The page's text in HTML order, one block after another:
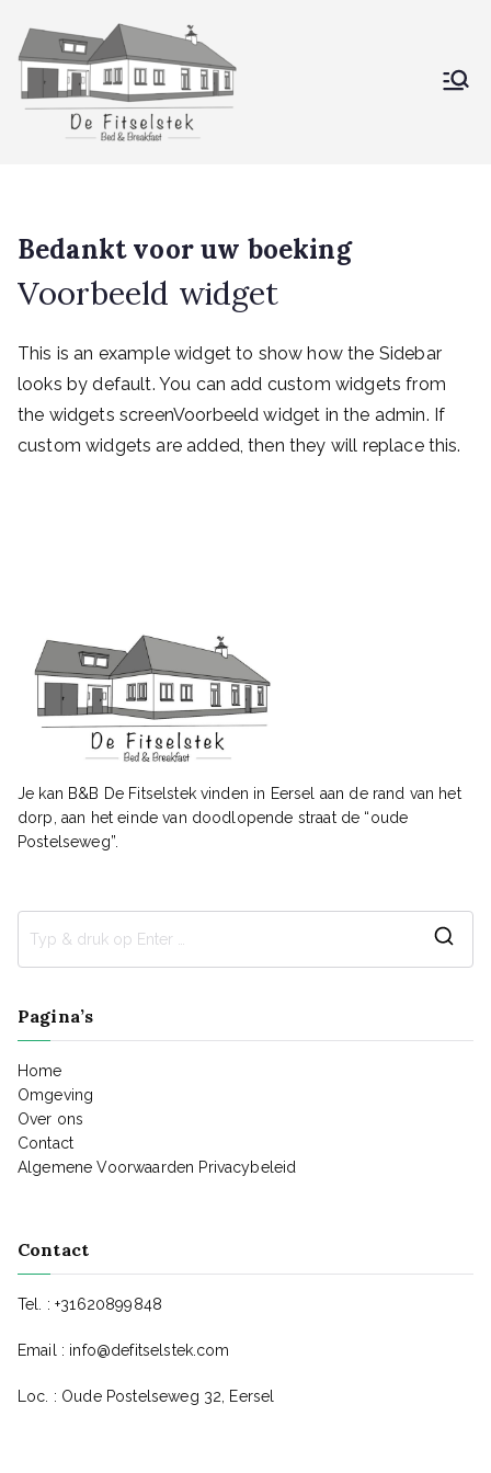
Bedankt voor uw boeking
Voorbeeld widget
This is an example widget to show how the Sidebar
looks by default. You can add custom widgets from
the widgets screenVoorbeeld widget in the admin. If
custom widgets are added, then they will replace this.
Je kan B&B De Fitselstek vinden in Eersel aan de rand van het
dorp, aan het einde van doodlopende straat de “oude
Postelseweg”.
Pagina’s
Home
Omgeving
Over ons
Contact
Algemene Voorwaarden Privacybeleid
Contact
Tel. : +31620899848
Email : info@defitselstek.com
Loc. : Oude Postelseweg 32, Eersel